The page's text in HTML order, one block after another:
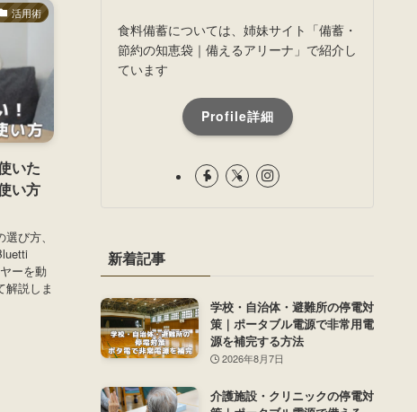
活用術
いた
い方
び方、
ーを動
解説しま
食料備蓄については、姉妹サイト「備蓄・
節約の知恵袋｜備えるアリーナ」で紹介し
ています
Profile詳細
新着記事
学校・自治体・避難所の停電対
策｜ポータブル電源で非常用電
源を補完する方法
2026年8月7日
介護施設・クリニックの停電対